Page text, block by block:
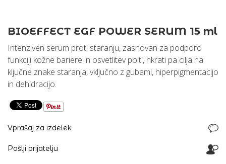
BIOEFFECT EGF POWER SERUM 15 ml
Intenziven serum proti staranju, zasnovan za podporo
funkciji kožne bariere in osvetlitev polti, hkrati pa cilja na
ključne znake staranja, vključno z gubami, hiperpigmentacijo
in dehidracijo.
Vprašaj za izdelek
Pošlji prijatelju